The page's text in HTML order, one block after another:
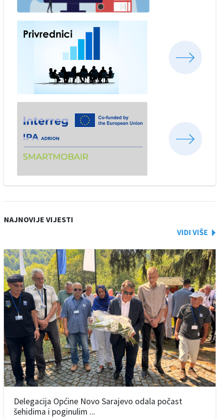
NAJNOVIJE VIJESTI
Delegacija Općine Novo Sarajevo odala počast
šehidima i poginulim ...